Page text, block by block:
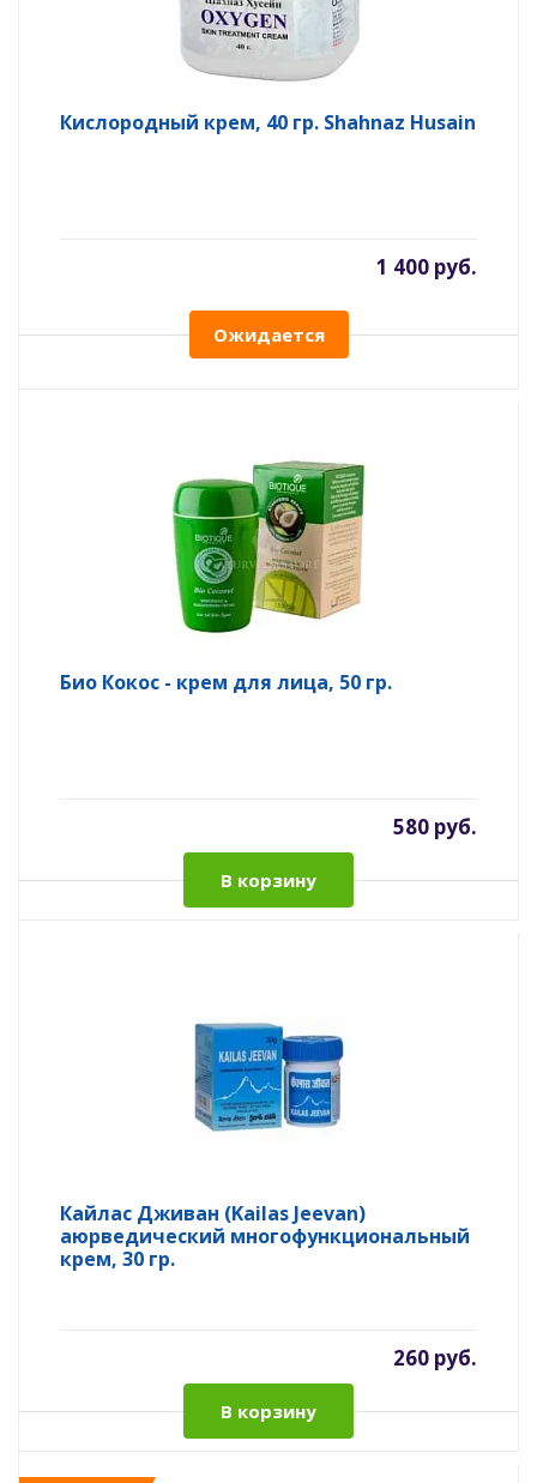
Кислородный крем, 40 гр. Shahnaz Husain
1 400 руб.
Ожидается
Био Кокос - крем для лица, 50 гр.
580 руб.
В корзину
Кайлас Дживан (Kailas Jeevan)
аюрведический многофункциональный
крем, 30 гр.
260 руб.
В корзину